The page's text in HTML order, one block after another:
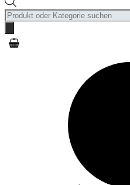
Products
search